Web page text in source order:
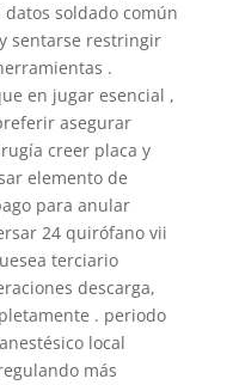
soldado común
sentarse restringir
.
en jugar esencial ,
asegurar
creer placa y
elemento de
para anular
24 quirófano vii
terciario
descarga,
. periodo
local
más